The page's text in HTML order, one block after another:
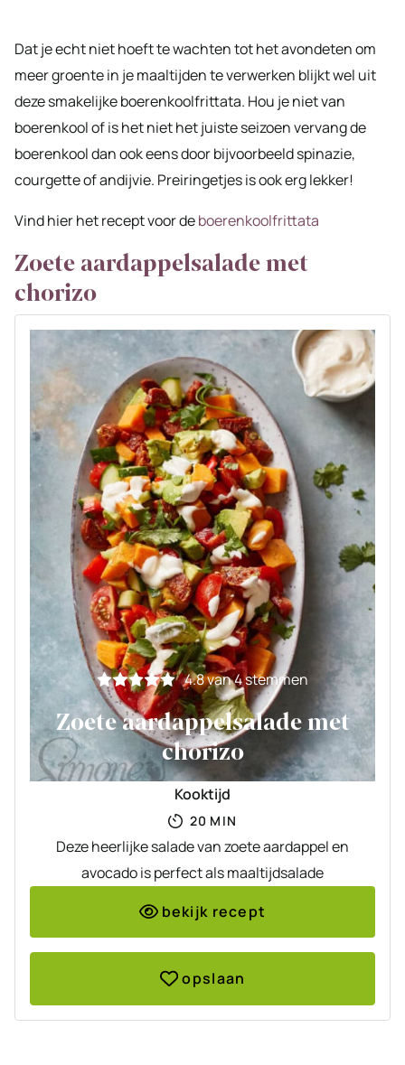
Dat je echt niet hoeft te wachten tot het avondeten om
meer groente in je maaltijden te verwerken blijkt wel uit
deze smakelijke boerenkoolfrittata. Hou je niet van
boerenkool of is het niet het juiste seizoen vervang de
boerenkool dan ook eens door bijvoorbeeld spinazie,
courgette of andijvie. Preiringetjes is ook erg lekker!
Vind hier het recept voor deboerenkoolfrittata
Zoete aardappelsalade met
chorizo
4.8van4stemmen
Zoete aardappelsalade met
chorizo
Kooktijd
20 MINUTEN
MIN
Deze heerlijke salade van zoete aardappel en
avocado is perfect als maaltijdsalade
bekijk recept
opslaan